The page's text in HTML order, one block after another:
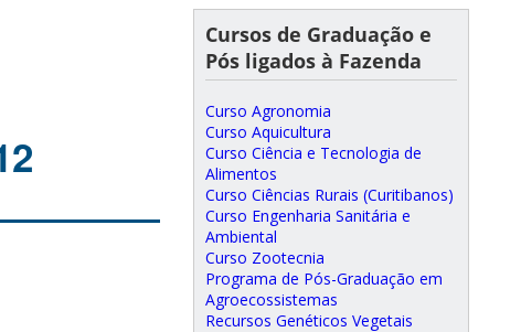
Cursos de Graduação e
Pós ligados à Fazenda
Curso Agronomia
Curso Aquicultura
Curso Ciência e Tecnologia de
Alimentos
Curso Ciências Rurais (Curitibanos)
Curso Engenharia Sanitária e
Ambiental
Curso Zootecnia
Programa de Pós-Graduação em
Agroecossistemas
Recursos Genéticos Vegetais